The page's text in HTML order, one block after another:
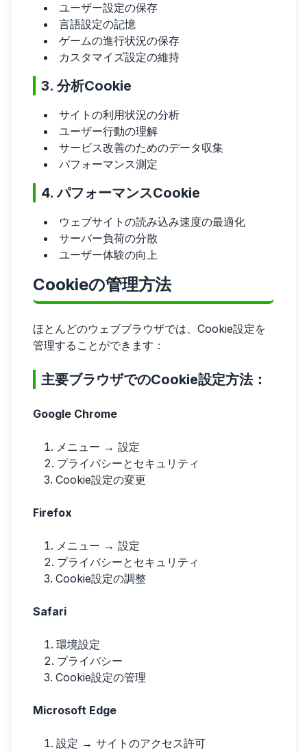
ユーザー設定の保存
言語設定の記憶
ゲームの進行状況の保存
カスタマイズ設定の維持
3. 分析Cookie
サイトの利用状況の分析
ユーザー行動の理解
サービス改善のためのデータ収集
パフォーマンス測定
4. パフォーマンスCookie
ウェブサイトの読み込み速度の最適化
サーバー負荷の分散
ユーザー体験の向上
Cookieの管理方法
ほとんどのウェブブラウザでは、Cookie設定を
管理することができます：
主要ブラウザでのCookie設定方法：
Google Chrome
メニュー → 設定
プライバシーとセキュリティ
Cookie設定の変更
Firefox
メニュー → 設定
プライバシーとセキュリティ
Cookie設定の調整
Safari
環境設定
プライバシー
Cookie設定の管理
Microsoft Edge
設定 → サイトのアクセス許可